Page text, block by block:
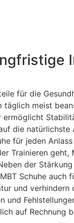
für die
täglich meist
die natürlichste
für jeden
Trainieren geht,
der
Schuhe auch
und
und
auf Rechnung